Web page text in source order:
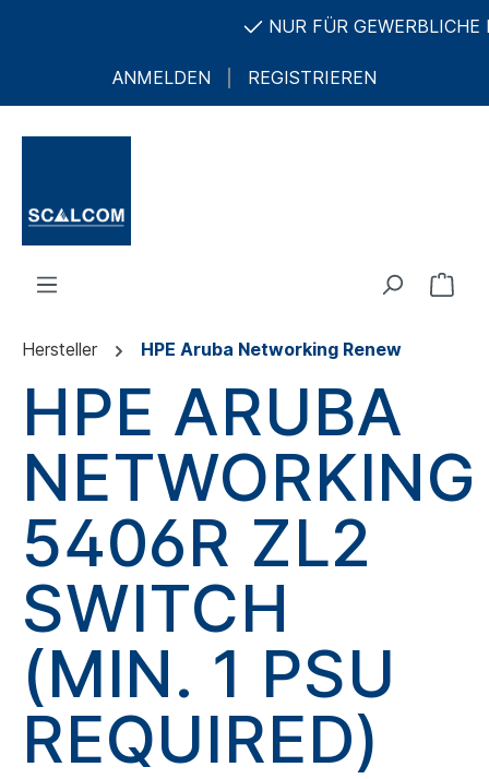
NUR FÜR GEWERBLICHE
ANMELDEN REGISTRIEREN
Hersteller HPE Aruba Networking Renew
HPE ARUBA
NETWORKING
5406R ZL2
SWITCH
(MIN. 1 PSU
REQUIRED)